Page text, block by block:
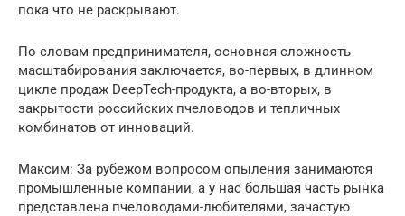
пока что не раскрывают.
По словам предпринимателя, основная сложность
масштабирования заключается, во-первых, в длинном
цикле продаж DeepTech-продукта, а во-вторых, в
закрытости российских пчеловодов и тепличных
комбинатов от инноваций.
Максим: За рубежом вопросом опыления занимаются
промышленные компании, а у нас большая часть рынка
представлена пчеловодами-любителями, зачастую